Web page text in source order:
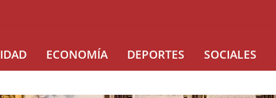
ECONOMÍA DEPORTES SOCIALES